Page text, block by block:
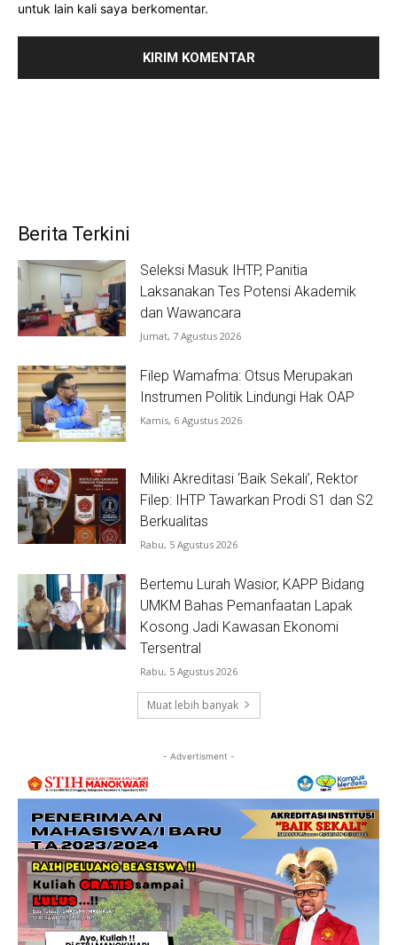
untuk lain kali saya berkomentar.
Berita Terkini
Seleksi Masuk IHTP, Panitia
Laksanakan Tes Potensi Akademik
dan Wawancara
Jumat, 7 Agustus 2026
Filep Wamafma: Otsus Merupakan
Instrumen Politik Lindungi Hak OAP
Kamis, 6 Agustus 2026
Miliki Akreditasi ‘Baik Sekali’, Rektor
Filep: IHTP Tawarkan Prodi S1 dan S2
Berkualitas
Rabu, 5 Agustus 2026
Bertemu Lurah Wasior, KAPP Bidang
UMKM Bahas Pemanfaatan Lapak
Kosong Jadi Kawasan Ekonomi
Tersentral
Rabu, 5 Agustus 2026
Muat lebih banyak
- Advertisment -